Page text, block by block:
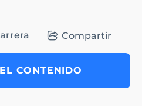
Compartir
CONTENIDO